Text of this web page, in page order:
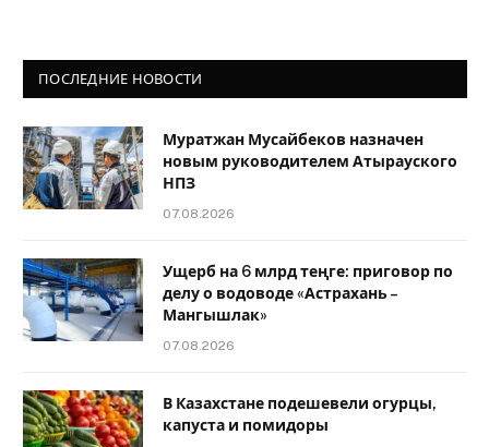
ПОСЛЕДНИЕ НОВОСТИ
Муратжан Мусайбеков назначен
новым руководителем Атырауского
НПЗ
07.08.2026
Ущерб на 6 млрд теңге: приговор по
делу о водоводе «Астрахань –
Мангышлак»
07.08.2026
В Казахстане подешевели огурцы,
капуста и помидоры